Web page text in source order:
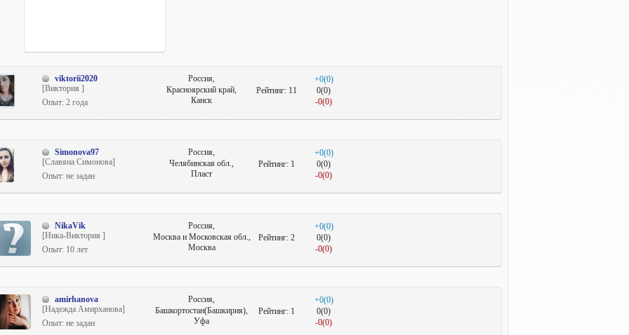
viktorii2020
[Виктория ]
Опыт: 2 года
+0(0)
0(0)
-0(0)
Рейтинг:11
Россия,
Красноярский край,
Канск
Simonova97
[Славяна Симонова]
Опыт: не задан
+0(0)
0(0)
-0(0)
Рейтинг:1
Россия,
Челябинская обл.,
Пласт
NikaVik
[Ника-Виктория ]
Опыт: 10 лет
+0(0)
0(0)
-0(0)
Рейтинг:2
Россия,
Москва и Московская обл.,
Москва
amirhanova
[Надежда Амирханова]
Опыт: не задан
+0(0)
0(0)
-0(0)
Рейтинг:1
Россия,
Башкортостан(Башкирия),
Уфа